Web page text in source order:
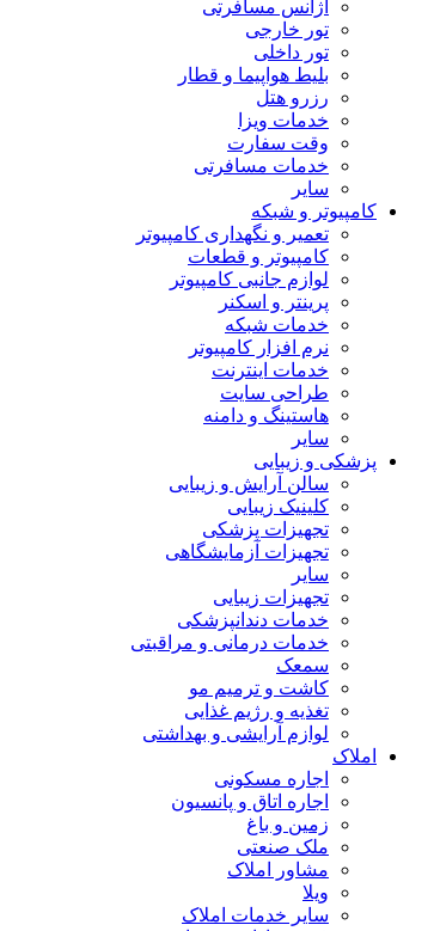
آژانس مسافرتی
تور خارجی
تور داخلی
بلیط هواپیما و قطار
رزرو هتل
خدمات ویزا
وقت سفارت
خدمات مسافرتی
سایر
کامپیوتر و شبکه
تعمیر و نگهداری کامپیوتر
کامپیوتر و قطعات
لوازم جانبی کامپیوتر
پرینتر و اسکنر
خدمات شبکه
نرم افزار کامپیوتر
خدمات اینترنت
طراحی سایت
هاستینگ و دامنه
سایر
پزشکی و زیبایی
سالن آرایش و زیبایی
کلینیک زیبایی
تجهیزات پزشکی
تجهیزات آزمایشگاهی
سایر
تجهیزات زیبایی
خدمات دندانپزشکی
خدمات درمانی و مراقبتی
سمعک
کاشت و ترمیم مو
تغذیه و رژیم غذایی
لوازم آرایشی و بهداشتی
املاک
اجاره مسکونی
اجاره اتاق و پانسیون
زمین و باغ
ملک صنعتی
مشاور املاک
ویلا
سایر خدمات املاک